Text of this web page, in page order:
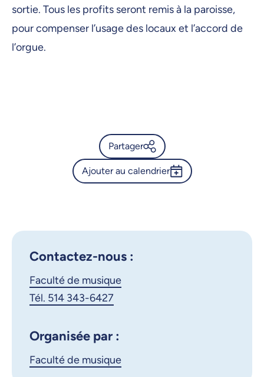
sortie. Tous les profits seront remis à la paroisse,
pour compenser l’usage des locaux et l’accord de
l’orgue.
Partager
Calendrier de l’Université de
X.com Facebook
Ajouter au calendrier
Contactez-nous :
Faculté de musique
Tél. 514 343-6427
Organisée par :
Faculté de musique